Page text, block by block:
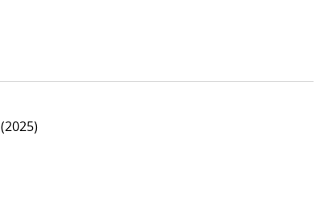
(2025)